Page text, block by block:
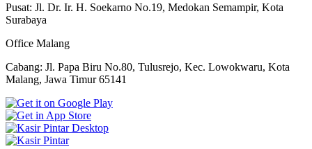
Pusat: Jl. Dr. Ir. H. Soekarno No.19, Medokan Semampir, Kota
Surabaya
Office Malang
Cabang: Jl. Papa Biru No.80, Tulusrejo, Kec. Lowokwaru, Kota
Malang, Jawa Timur 65141